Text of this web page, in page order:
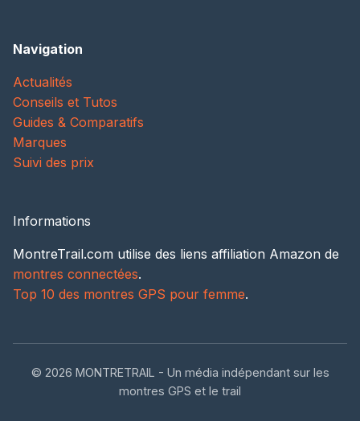
Navigation
Actualités
Conseils et Tutos
Guides & Comparatifs
Marques
Suivi des prix
Informations
MontreTrail.com utilise des liens affiliation Amazon de
montres connectées.
Top 10 des montres GPS pour femme.
© 2026 MONTRETRAIL - Un média indépendant sur les
montres GPS et le trail